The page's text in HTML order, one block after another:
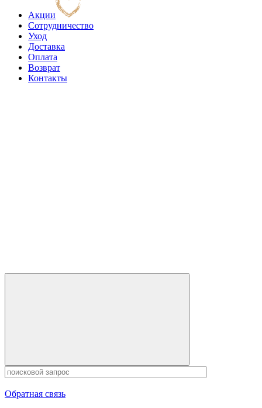
Акции
Сотрудничество
Уход
Доставка
Оплата
Возврат
Контакты
Обратная связь